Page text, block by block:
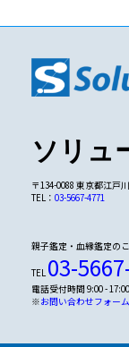
ソリュ
〒134-0088 東京都江戸
TEL： 03-5667-4771
親子鑑定・血縁鑑定の
TEL 03-
電話受付時間 9:00 -
※お問い合わせフォーム